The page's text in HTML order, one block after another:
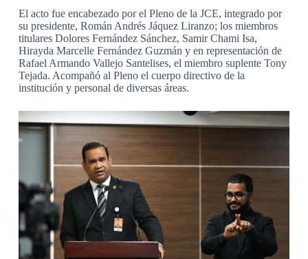
El acto fue encabezado por el Pleno de la JCE, integrado por
su presidente, Román Andrés Jáquez Liranzo; los miembros
titulares Dolores Fernández Sánchez, Samir Chami Isa,
Hirayda Marcelle Fernández Guzmán y en representación de
Rafael Armando Vallejo Santelises, el miembro suplente Tony
Tejada. Acompañó al Pleno el cuerpo directivo de la
institución y personal de diversas áreas.